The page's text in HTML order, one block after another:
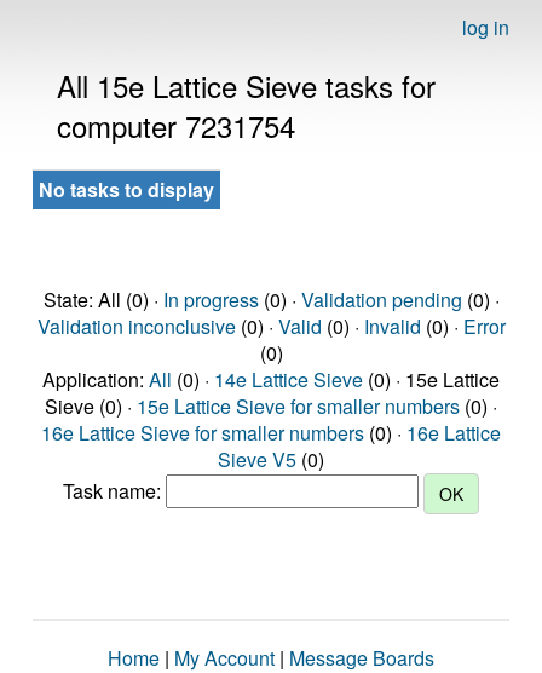
log in
All 15e Lattice Sieve tasks for
computer 7231754
No tasks to display
State: All (0) · In progress(0) · Validation pending (0) ·
Validation inconclusive(0) · Valid (0) · Invalid (0) · Error
(0)
Application: All (0) · 14e Lattice Sieve (0) · 15e Lattice
Sieve (0) · 15e Lattice Sieve for smaller numbers (0) ·
16e Lattice Sieve for smaller numbers (0) · 16e Lattice
Sieve V5 (0)
Task name:
Home | My Account | Message Boards